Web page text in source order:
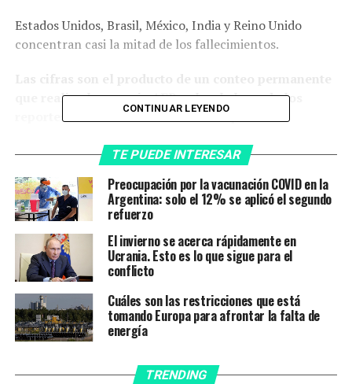
Estados Unidos, Brasil, México, India y Reino Unido
concentran casi la mitad de los fallecimientos.
Las cifras son el producto de un conteo permanente
que realiza la agencia AFP, sobre la base de los
reportes comunicados diariamente por las
caso coincide con los datos que recoge la
universidad estadounidense Johns Hopkins,
especializada en diversas investigaciones, aunque
cita ineludible de consulta en tema coronavirus.
Se trata de una estimación parcial del número real a
escala mundial, ya que los organismos estadísticos de
varios países han concluido que el número de víctimas
mortales es aún mayor.
Según las cifras en relación con la población, Bélgica es
millón de habitantes, seguido de la República Checa
CONTINUAR LEYENDO
TE PUEDE INTERESAR
Preocupación por la vacunación COVID en la
Argentina: solo el 12% se aplicó el segundo
refuerzo
El invierno se acerca rápidamente en
Ucrania. Esto es lo que sigue para el
conflicto
Cuáles son las restricciones que está
tomando Europa para afrontar la falta de
energía
TRENDING